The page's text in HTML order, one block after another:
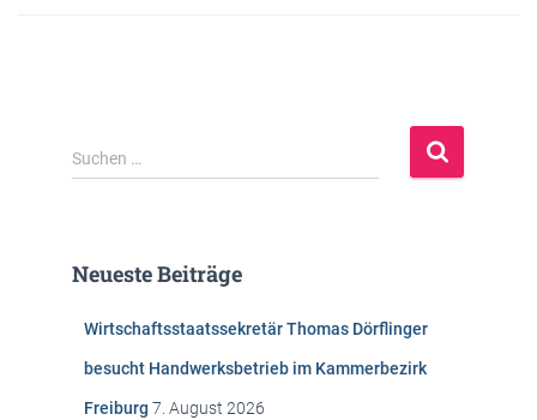
S
u
n
Suchen …
Neueste Beiträge
Wirtschaftsstaatssekretär Thomas Dörflinger
besucht Handwerksbetrieb im Kammerbezirk
Freiburg 7. August 2026